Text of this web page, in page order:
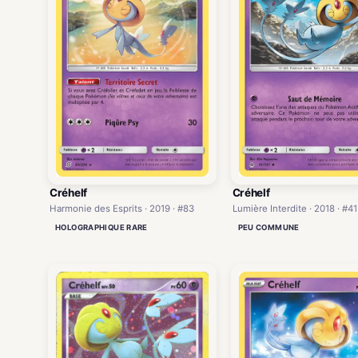
Créhelf
Harmonie des Esprits · 2019 · #83
HOLOGRAPHIQUE RARE
Créhelf
Lumière Interdite · 2018 · #41
PEU COMMUNE